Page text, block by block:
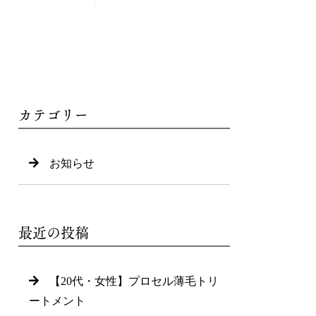
カテゴリー
お知らせ
最近の投稿
【20代・女性】プロセル薄毛トリ
ートメント